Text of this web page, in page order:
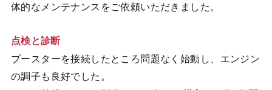
体的なメンテナンスをご依頼いただきました。
点検と診断
ブースターを接続したところ問題なく始動し、エンジン
の調子も良好でした。